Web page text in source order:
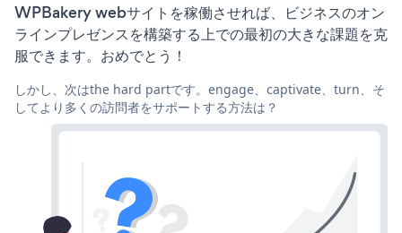
WPBakery webサイトを稼働させれば、ビジネスのオン
ラインプレゼンスを構築する上での最初の大きな課題を克
服できます。おめでとう！
しかし、次はthe hard partです。engage、captivate、turn、そ
してより多くの訪問者をサポートする方法は？